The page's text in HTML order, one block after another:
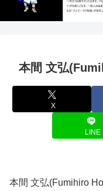
本間 文弘
X
LINE
本間 文弘(Fumihiro